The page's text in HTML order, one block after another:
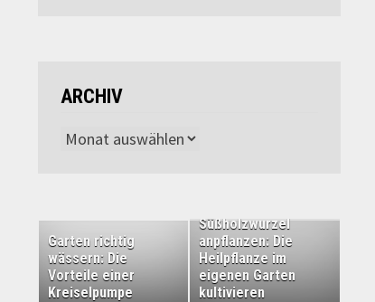
ARCHIV
Archiv
Garten richtig
wässern: Die
Vorteile einer
Kreiselpumpe
Süßholzwurzel
anpflanzen: Die
Heilpflanze im
eigenen Garten
kultivieren